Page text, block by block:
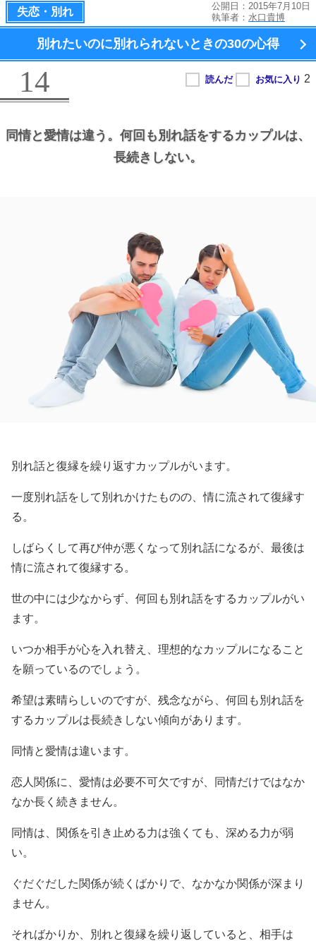
失恋・別れ
公開日：2015年7月10日
執筆者： 水口貴博
別れたいのに別れられないときの30の心得
14
同情と愛情は違う。 何回も別れ話をするカップルは、
長続きしない。
別れ話と復縁を繰り返すカップルがいます。
一度別れ話をして別れかけたものの、情に流されて復縁す
る。
しばらくして再び仲が悪くなって別れ話になるが、最後は
情に流されて復縁する。
世の中には少なからず、何回も別れ話をするカップルがい
ます。
いつか相手が心を入れ替え、理想的なカップルになること
を願っているのでしょう。
希望は素晴らしいのですが、残念ながら、何回も別れ話を
するカップルは長続きしない傾向があります。
同情と愛情は違います。
恋人関係に、愛情は必要不可欠ですが、同情だけではなか
なか長く続きません。
同情は、関係を引き止める力は強くても、深める力が弱
い。
ぐだぐだした関係が続くばかりで、なかなか関係が深まり
ません。
そればかりか、別れと復縁を繰り返していると、相手は